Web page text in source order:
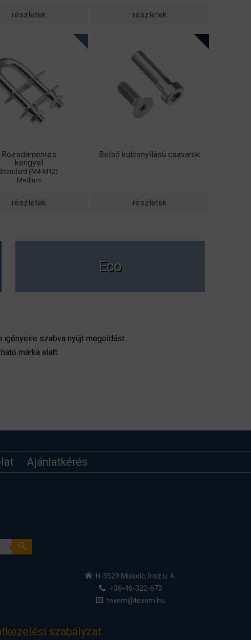
részletek részletek
Rozsdamentes
kengyel
Standard (M4-M12)
Medium
részletek
Belső kulcsnyílású csavarok
részletek
Eco
szabva nyújt megoldást.
márka alatt.
Ajánlatkérés
H-3529 Miskolc, Írisz u. 4.
+36-46-322-673
texem@texem.hu
szabályzat